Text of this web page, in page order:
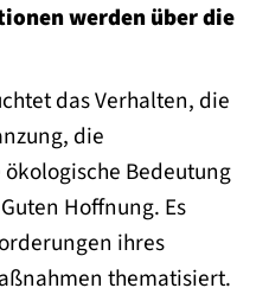
werden über die
das Verhalten, die
die
Bedeutung
Hoffnung. Es
ihres
thematisiert.